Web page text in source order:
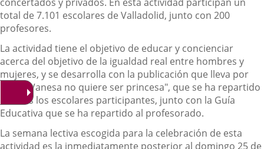
total de 7.101 escolares de Valladolid, junto con 200
profesores.
La actividad tiene el objetivo de educar y concienciar
acerca del objetivo de la igualdad real entre hombres y
mujeres, y se desarrolla con la publicación que lleva por
título "Vanesa no quiere ser princesa", que se ha repartido
a todos los escolares participantes, junto con la Guía
Educativa que se ha repartido al profesorado.
La semana lectiva escogida para la celebración de esta
actividad es la inmediatamente posterior al domingo 25 de